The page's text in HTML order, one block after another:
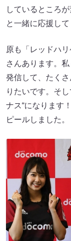
しているところ
と一緒に応援し
原も「レッドハ
さんあります。
発信して、たく
りたいです。そ
ナス“になります
ピールしました。